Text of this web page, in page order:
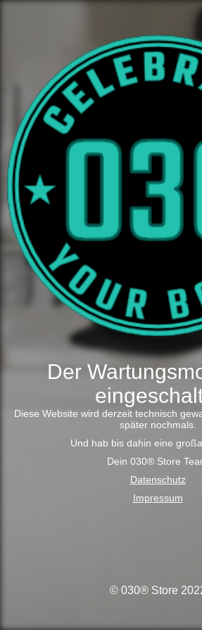
Der
Diese Website wird derzeit technisch
später nochmals.
Und hab bis dahin eine
Dein 030® Store
Datenschutz
Impressum
© 030® Store